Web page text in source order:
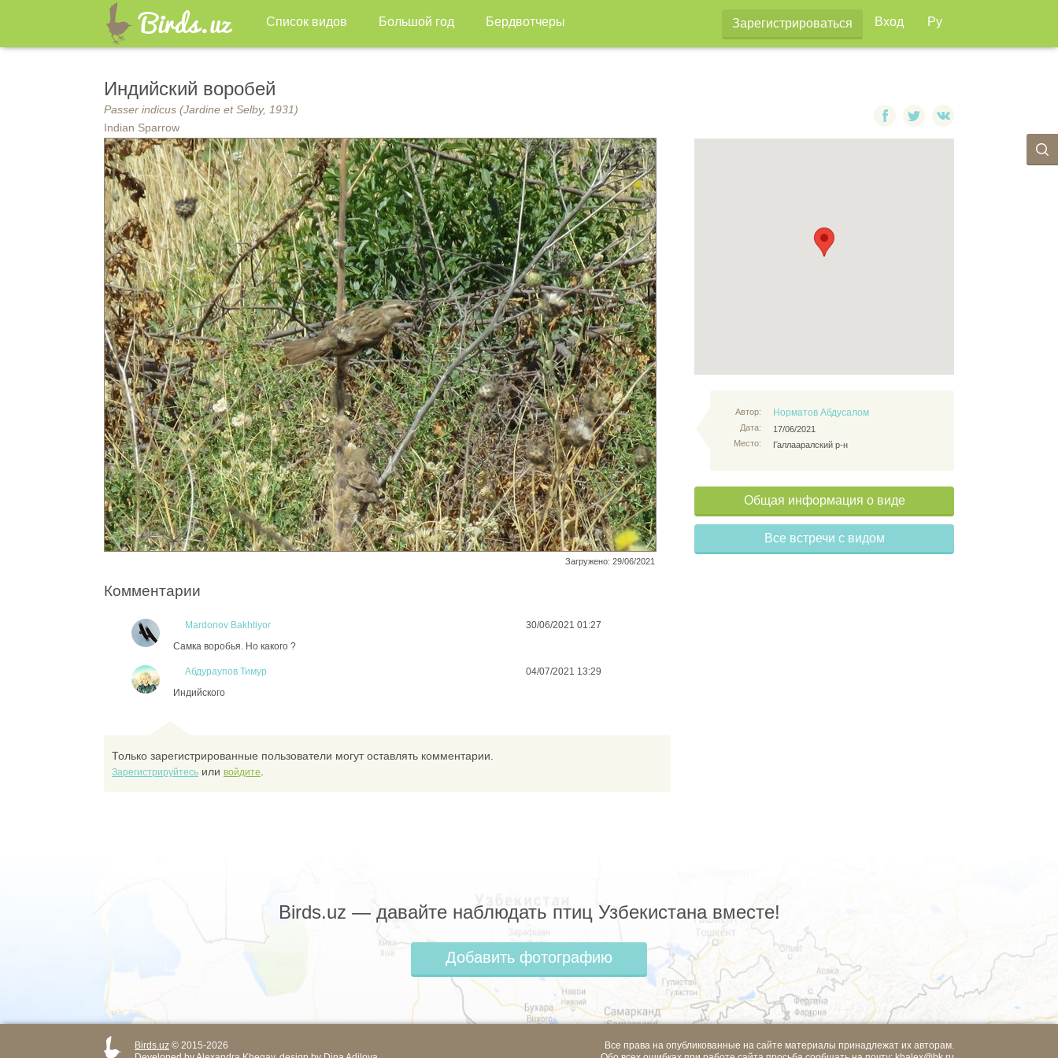
Список видов Большой год Бердвотчеры Зарегистрироваться Вход Ру
Индийский воробей
Passer indicus (Jardine et Selby, 1931)
Indian Sparrow
Загружено: 29/06/2021
Автор:
Дата:
Место:
Норматов Абдусалом
17/06/2021
Галлааралский р-н
Общая информация о виде
Все встречи с видом
Комментарии
Mardonov Bakhtiyor
30/06/2021 01:27
Самка воробья. Но какого ?
Абдураупов Тимур
04/07/2021 13:29
Индийского
Только зарегистрированные пользователи могут оставлять комментарии.
Зарегистрируйтесь или войдите
Birds.uz — давайте наблюдать птиц Узбекистана вместе!
Добавить фотографию
Birds.uz © 2015-2026
Все права на опубликованные на сайте материалы принадлежат их авторам.